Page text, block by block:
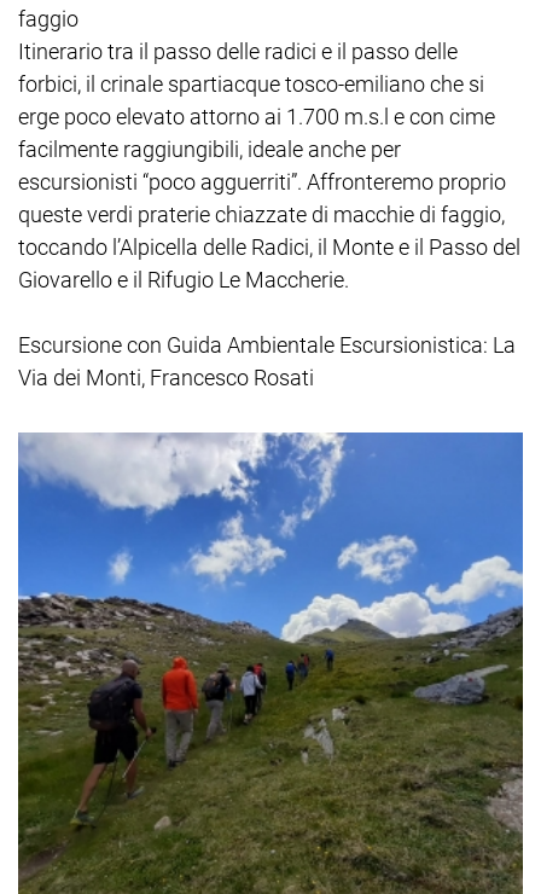
faggio
Itinerario tra il passo delle radici e il passo delle
forbici, il crinale spartiacque tosco-emiliano che si
erge poco elevato attorno ai 1.700 m.s.l e con cime
facilmente raggiungibili, ideale anche per
escursionisti “poco agguerriti”. Affronteremo proprio
queste verdi praterie chiazzate di macchie di faggio,
toccando l’Alpicella delle Radici, il Monte e il Passo del
Giovarello e il Rifugio Le Maccherie.
Escursione con Guida Ambientale Escursionistica: La
Via dei Monti, Francesco Rosati